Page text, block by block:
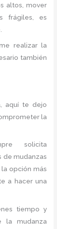
altos, mover
frágiles, es
realizar la
también
aquí te dejo
la
solicita
de mudanzas
opción más
a hacer una
tiempo y
la mudanza